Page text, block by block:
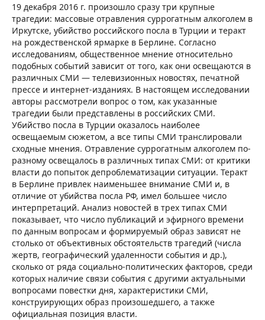
19 декабря 2016 г. произошло сразу три крупные
трагедии: массовые отравления суррогатным алкоголем в
Иркутске, убийство российского посла в Турции и теракт
на рождественской ярмарке в Берлине. Согласно
исследованиям, общественное мнение относительно
подобных событий зависит от того, как они освещаются в
различных СМИ — телевизионных новостях, печатной
прессе и интернет-изданиях. В настоящем исследовании
авторы рассмотрели вопрос о том, как указанные
трагедии были представлены в российских СМИ.
Убийство посла в Турции оказалось наиболее
освещаемым сюжетом, а все типы СМИ транслировали
сходные мнения. Отравление суррогатным алкоголем по-
разному освещалось в различных типах СМИ: от критики
власти до попыток депроблематизации ситуации. Теракт
в Берлине привлек наименьшее внимание СМИ и, в
отличие от убийства посла РФ, имел большее число
интерпретаций. Анализ новостей в трех типах СМИ
показывает, что число публикаций и эфирного времени
по данным вопросам и формируемый образ зависят не
столько от объективных обстоятельств трагедий (числа
жертв, географический удаленности события и др.),
сколько от ряда социально-политических факторов, среди
которых наличие связи события с другими актуальными
вопросами повестки дня, характеристики СМИ,
конструирующих образ произошедшего, а также
официальная позиция власти.